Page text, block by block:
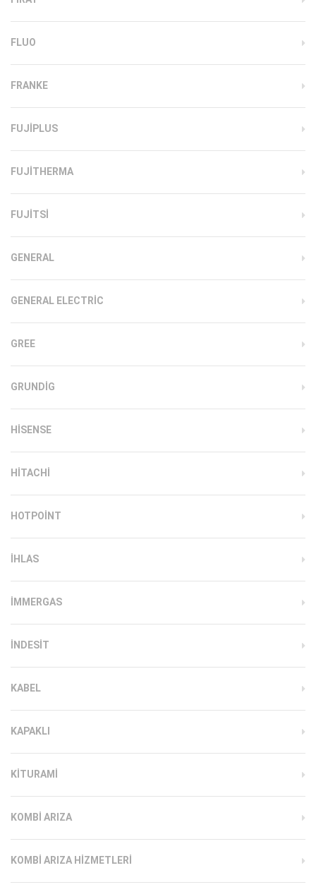
FLUO
FRANKE
FUJIPLUS
FUJITHERMA
FUJITSI
GENERAL
GENERAL ELECTRIC
GREE
GRUNDIG
HISENSE
HITACHI
HOTPOINT
IHLAS
İMMERGAS
INDESIT
KABEL
KAPAKLI
KITURAMI
KOMBI ARIZA
KOMBI ARIZA HIZMETLERI